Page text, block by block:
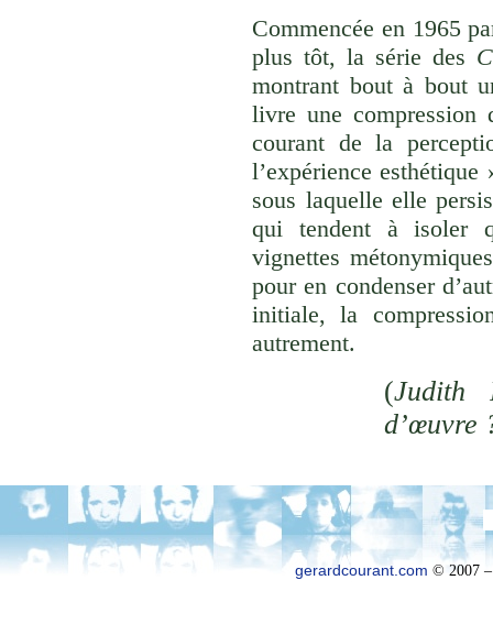
Commencée en 1965
plus tôt, la série des
montrant bout à bout
livre une compression
courant de la
l’expérience
sous laquelle elle
qui tendent à isoler
vignettes
pour en condenser
initiale, la
autrement.
(Judith
d’œuvre
gerardcourant.com © 2007